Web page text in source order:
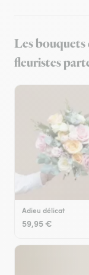
Les bouquets
fleuristes
Adieu délicat
59,95 €